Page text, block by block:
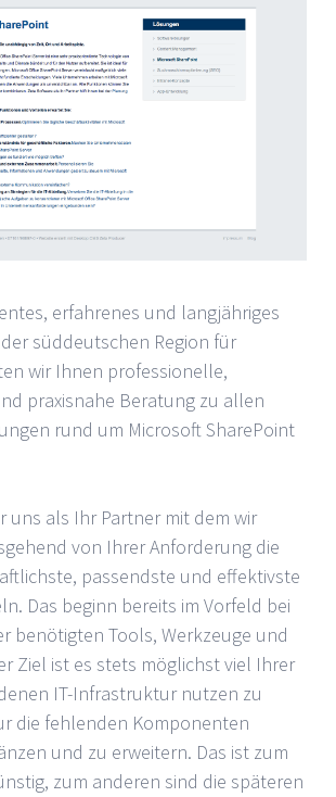
erfahrenes und langjähriges
süddeutschen Region für
wir Ihnen professionelle,
praxisnahe Beratung zu allen
rund um Microsoft SharePoint
uns als Ihr Partner mit dem wir
von Ihrer Anforderung die
passendste und effektivste
Das beginn bereits im Vorfeld bei
benötigten Tools, Werkzeuge und
Ziel ist es stets möglichst viel Ihrer
IT-Infrastruktur nutzen zu
die fehlenden Komponenten
und zu erweitern. Das ist zum
zum anderen sind die späteren